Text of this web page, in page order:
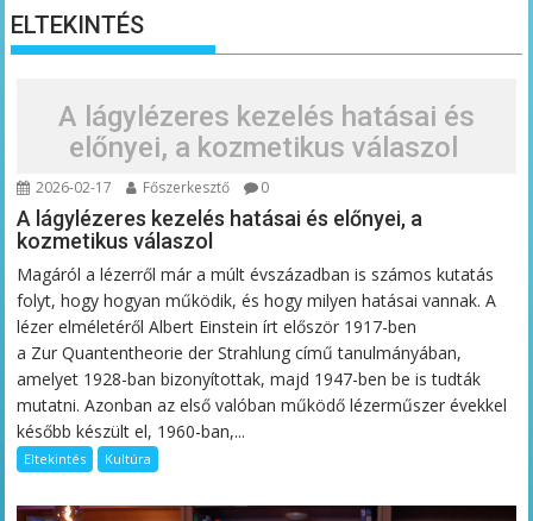
ELTEKINTÉS
A lágylézeres kezelés hatásai és
előnyei, a kozmetikus válaszol
2026-02-17 Főszerkesztő 0
A lágylézeres kezelés hatásai és előnyei, a
kozmetikus válaszol
Magáról a lézerről már a múlt évszázadban is számos kutatás
folyt, hogy hogyan működik, és hogy milyen hatásai vannak. A
lézer elméletéről Albert Einstein írt először 1917-ben
a Zur Quantentheorie der Strahlung című tanulmányában,
amelyet 1928-ban bizonyítottak, majd 1947-ben be is tudták
mutatni. Azonban az első valóban működő lézerműszer évekkel
később készült el, 1960-ban,...
Eltekintés Kultúra